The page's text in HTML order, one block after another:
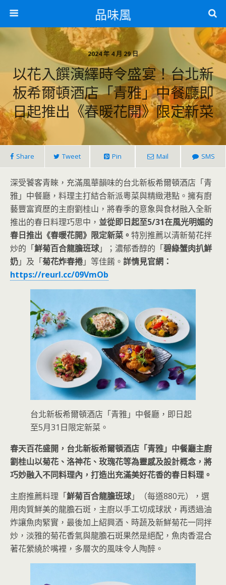
品味風
2024 年 4 月 29 日
以花入饌演繹時令盛宴！台北新
板希爾頓酒店「青雅」中餐廳即
日起推出《春暖花開》限定新菜
Share Tweet Pin Mail SMS
深受饕客青睞，充滿風華韻味的台北新板希爾頓酒店「青
雅」中餐廳，料理主打結合新派粵菜與精緻港點。擁有廚
藝豐富資歷的主廚劉桂山，將春季的意象與食材融入全新
推出的春日料理巧思中， 並從即日起至5/31在風光明媚的
春日推出《春暖花開》限定新菜。 特別推薦以清新菊花拌
炒的「鮮菊百合龍膽班球」；濃郁香醇的「碧綠蟹肉扒鮮
奶」及「菊花炸春捲」等佳餚。 詳情見官網：
https://reurl.cc/09VmOb
台北新板希爾頓酒店「青雅」中餐廳，即日起
至5月31日限定新菜。
春天百花盛開，台北新板希爾頓酒店「青雅」中餐廳主廚
劉桂山以菊花、洛神花、玫瑰花等為靈感及設計概念，將
巧妙融入不同料理內，打造出充滿美好花香的春日料理。
主廚推薦料理「鮮菊百合龍膽班球」（每道880元），選
用肉質鮮美的龍膽石斑，主廚以手工切成球狀，再透過油
炸讓魚肉緊實，最後加上紹興酒、時蔬及新鮮菊花一同拌
炒，淡雅的菊花香氣與龍膽石斑果然是絕配，魚肉香混合
著花縈繞於嘴裡，多層次的風味令人陶醉。